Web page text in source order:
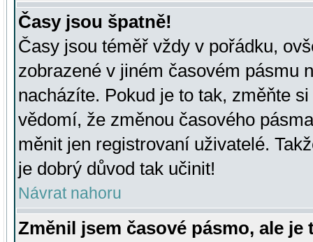
Časy jsou špatně!
Časy jsou téměř vždy v pořádku,
zobrazené v jiném časovém pásmu
nacházíte. Pokud je to tak, změňte
vědomí, že změnou časového
měnit jen registrovaní uživatelé.
je dobrý důvod tak učinit!
Návrat nahoru
Změnil jsem časové pásmo, ale je